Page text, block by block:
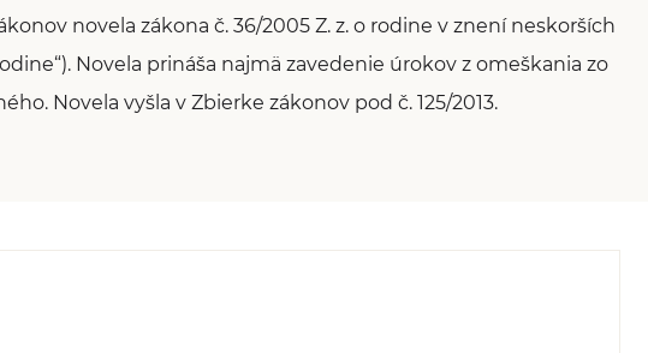
novela zákona č. 36/2005 Z. z. o rodine v znení neskorších
Novela prináša najmä zavedenie úrokov z omeškania zo
Novela vyšla v Zbierke zákonov pod č. 125/2013.